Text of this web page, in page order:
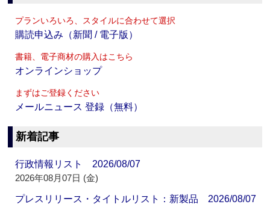
プランいろいろ、スタイルに合わせて選択
購読申込み（新聞 / 電子版）
書籍、電子商材の購入はこちら
オンラインショップ
まずはご登録ください
メールニュース 登録（無料）
新着記事
行政情報リスト 2026/08/07
2026年08月07日 (金)
プレスリリース・タイトルリスト：新製品 2026/08/07